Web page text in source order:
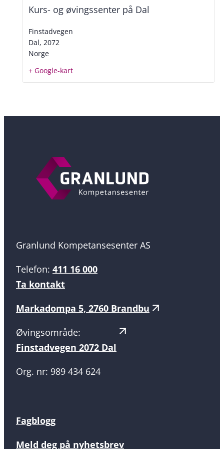
Kurs- og øvingssenter på Dal
Finstadvegen
Dal, 2072
Norge
+ Google-kart
Granlund Kompetansesenter AS
Telefon: 411 16 000
Ta kontakt
Markadompa 5, 2760 Brandbu
Øvingsområde:
Finstadvegen 2072 Dal
Org. nr: 989 434 624
Fagblogg
Meld deg på nyhetsbrev